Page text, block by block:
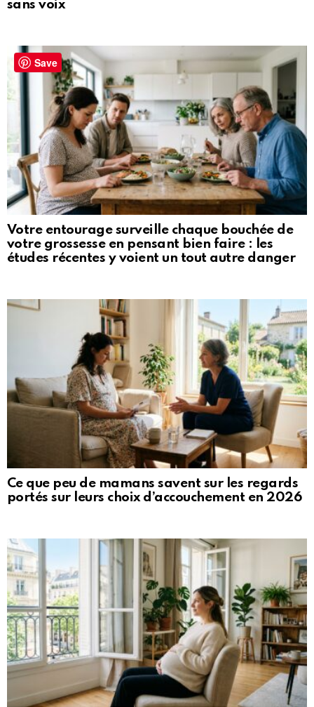
sans voix
Votre entourage surveille chaque bouchée de
votre grossesse en pensant bien faire : les
études récentes y voient un tout autre danger
Ce que peu de mamans savent sur les regards
portés sur leurs choix d’accouchement en 2026
Save